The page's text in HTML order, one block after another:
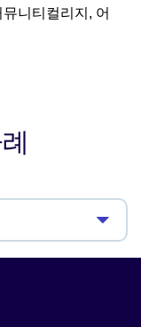
니티컬리지, 어